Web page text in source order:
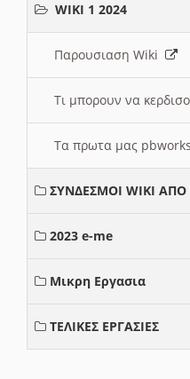
WIKI 1 2024
Παρουσιαση Wiki
Τι μπορουν να
Τα πρωτα μας pbworks
ΣΥΝΔΕΣΜΟΙ WIKI ΑΠΟ
2023 e-me
Μικρη Εργασια
ΤΕΛΙΚΕΣ ΕΡΓΑΣΙΕΣ